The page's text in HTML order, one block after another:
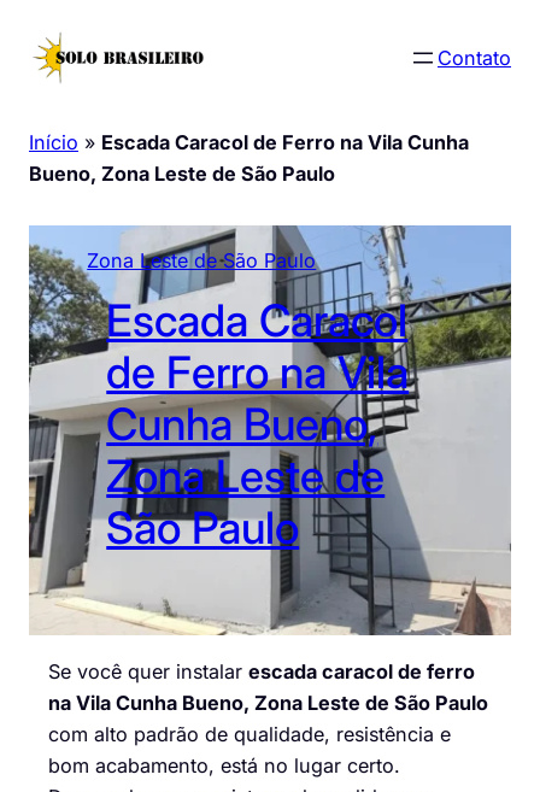
para
Contato
Início » Escada Caracol de Ferro na Vila Cunha
Bueno, Zona Leste de São Paulo
Zona Leste de São Paulo
Escada Caracol
de Ferro na Vila
Cunha Bueno,
Zona Leste de
São Paulo
Se você quer instalar escada caracol de ferro
na Vila Cunha Bueno, Zona Leste de São Paulo
com alto padrão de qualidade, resistência e
bom acabamento, está no lugar certo.